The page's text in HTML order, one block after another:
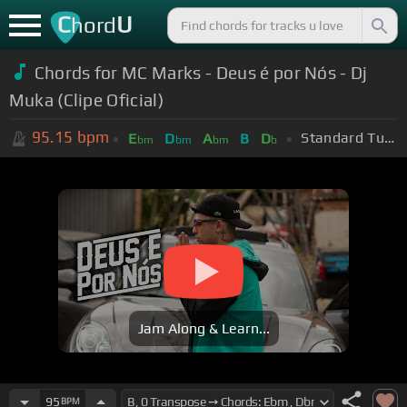
ChordU
Chords for MC Marks - Deus é por Nós - Dj
Muka (Clipe Oficial)
95.15 bpm Ebm Dbm Abm B Db Standard Tuning (EADGBE)
Jam Along & Learn...
95 BPM